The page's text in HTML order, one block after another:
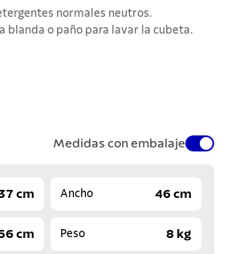
normales neutros.
blanda o paño para lavar la cubeta.
Medidas con embalaje
cm Ancho 46 cm
cm Peso 8 kg